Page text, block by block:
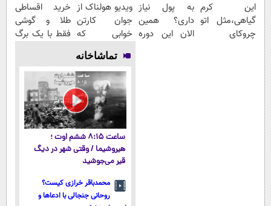
این کرم
گیاهی،مثل اتو
چروکای
به پول نیاز
داری؟ همین
الان این دوره
ویدیو هولناک از
جوان کارتن
خوابی که
میلیاردر شد.
آموزش رایگان
خرید اقساطی
طلا و گوشی
فقط با یک برگ
تماشاخانه
ساعت ۸:۱۵ ششم اوت ؛
هیروشیما / وقتی شهر در دیگ
قیر می‌جوشید
محمدباقر خرازی کیست؟
روحانی جنجالی با ادعاها و